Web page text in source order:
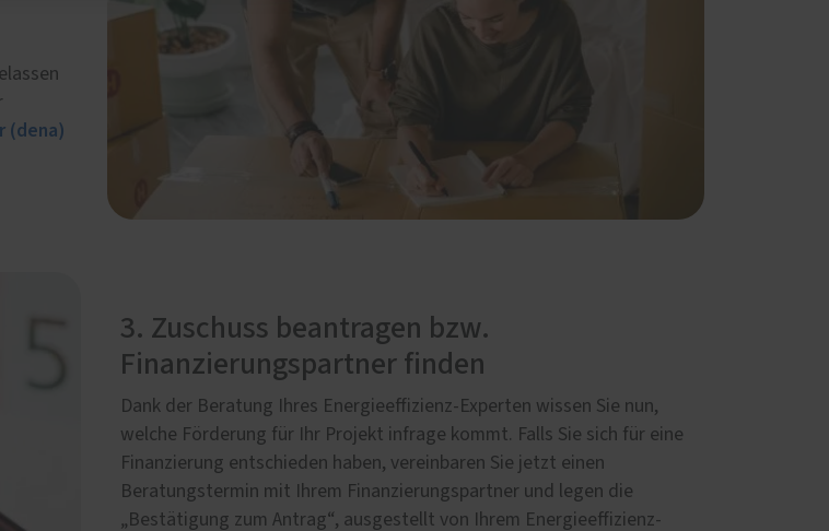
(dena)
3. Zuschuss beantragen bzw.
Finanzierungspartner finden
Dank der Beratung Ihres Energieeffizienz-Experten wissen Sie nun,
welche Förderung für Ihr Projekt infrage kommt. Falls Sie sich für eine
Finanzierung entschieden haben, vereinbaren Sie jetzt einen
Beratungstermin mit Ihrem Finanzierungspartner und legen die
„Bestätigung zum Antrag“, ausgestellt von Ihrem Energieeffizienz-